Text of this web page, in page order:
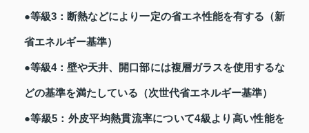
●等級3：断熱などにより一定の省エネ性能を有する（新
省エネルギー基準）
●等級4：壁や天井、開口部には複層ガラスを使用するな
どの基準を満たしている（次世代省エネルギー基準）
●等級5：外皮平均熱貫流率について4級より高い性能を